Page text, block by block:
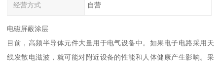
经营方式 自营
电磁屏蔽涂层
目前，高频半导体元件大量用于电气设备中。如果电子电路采用天
线发散电滋波，就可能对附近设备的性能和人体健康产生影响。采